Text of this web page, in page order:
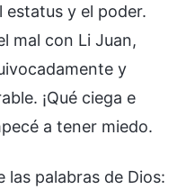
estatus y el poder.
mal con Li Juan,
y
¡Qué ciega e
a tener miedo.
las palabras de Dios: